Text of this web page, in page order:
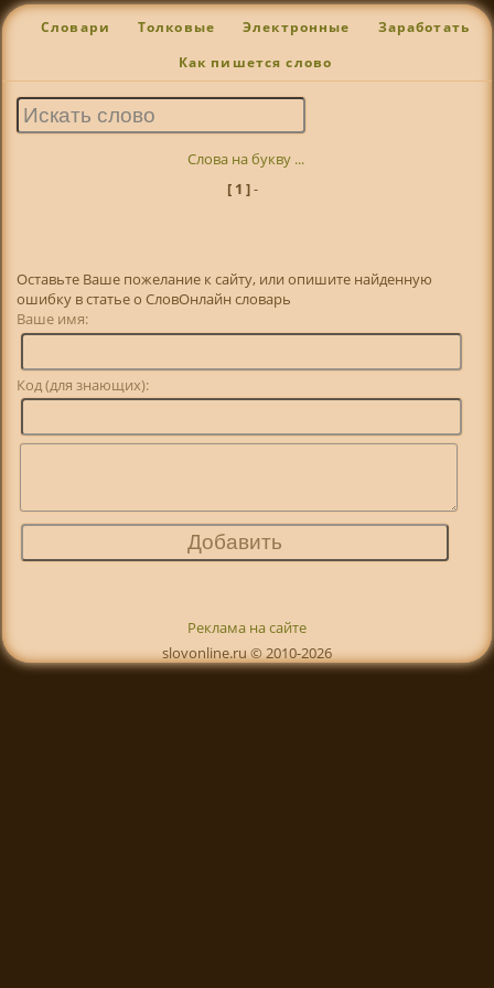
Словари Толковые Электронные Заработать
Как пишется слово
Слова на букву ...
[ 1 ]-
Оставьте Ваше пожелание к сайту, или опишите найденную
ошибку в статье о СловОнлайн словарь
Ваше имя:
Код (для знающих):
Реклама на сайте
slovonline.ru © 2010-2026